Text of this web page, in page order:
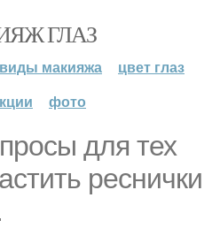
ГЛАЗ
виды макияжа
цвет глаз
фото
для тех
реснички